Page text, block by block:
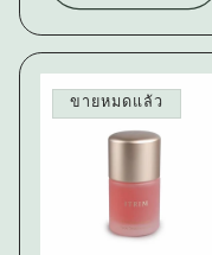
ขายหมดแล้ว